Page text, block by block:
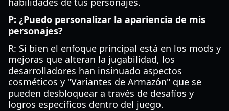
P: ¿Puedo personalizar la apariencia de mis
personajes?
R: Si bien el enfoque principal está en los mods y
mejoras que alteran la jugabilidad, los
desarrolladores han insinuado aspectos
cosméticos y "Variantes de Armazón" que se
pueden desbloquear a través de desafíos y
logros específicos dentro del juego.